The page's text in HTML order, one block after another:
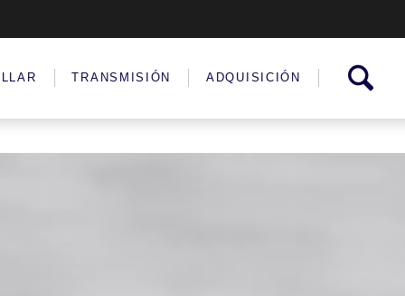
TRANSMISIÓN ADQUISICIÓN